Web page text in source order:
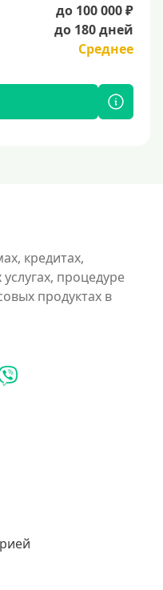
до 100 000 ₽
до 180 дней
Среднее
кредитах,
процедуре
продуктах в